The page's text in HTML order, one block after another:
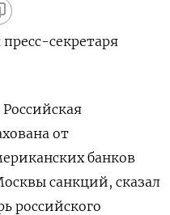
секретаря
от
банков
санкций, сказал
российского